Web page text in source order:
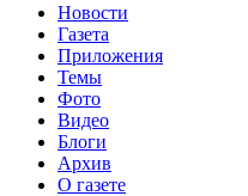
Новости
Газета
Приложения
Темы
Фото
Видео
Блоги
Архив
О газете